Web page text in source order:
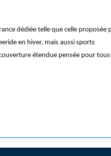
dédiée telle que celle proposée
en hiver, mais aussi sports
étendue pensée pour tous